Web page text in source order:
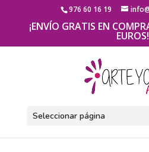
976 60 16 19
¡ENVÍO GRATIS EN
EUROS!
Seleccionar página